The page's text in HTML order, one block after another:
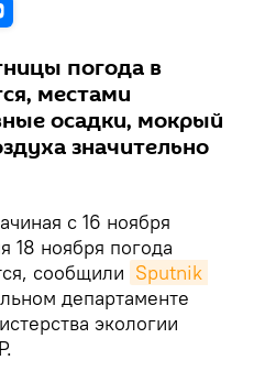
погода в
местами
осадки, мокрый
значительно
с 16 ноября
18 ноября погода
сообщили Sputnik
департаменте
экологии